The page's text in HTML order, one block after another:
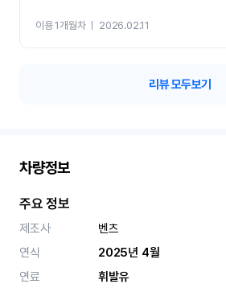
이용 1개월차ㅣ 2026.02.11
리뷰 모두보기
차량정보
주요 정보
제조사
벤츠
연식
2025년 4월
연료
휘발유